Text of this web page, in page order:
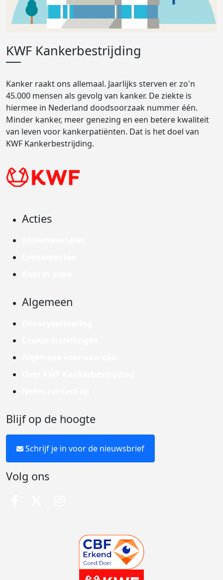
KWF Kankerbestrijding
Kanker raakt ons allemaal. Jaarlijks sterven er zo'n
45.000 mensen als gevolg van kanker. De ziekte is
hiermee in Nederland doodsoorzaak nummer één.
Minder kanker, meer genezing en een betere kwaliteit
van leven voor kankerpatiënten. Dat is het doel van
KWF Kankerbestrijding.
Acties
Algemeen
Blijf op de hoogte
Schrijf je in voor de nieuwsbrief
Volg ons